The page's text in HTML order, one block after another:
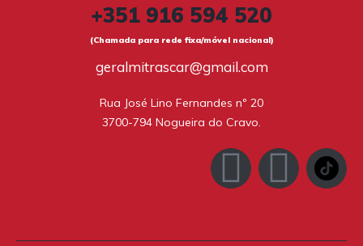
+351 916 594 520
(Chamada para rede fixa/móvel nacional)
geralmitrascar@gmail.com
Rua José Lino Fernandes nº 20
3700-794 Nogueira do Cravo.